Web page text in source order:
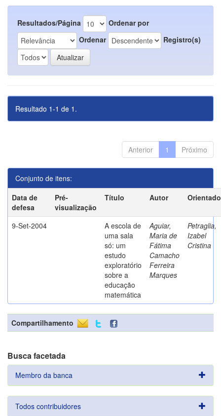
Resultados/Página
Ordenar por
Ordenar
Registro(s)
Resultado 1-1 de 1.
Anterior 1 Próximo
Conjunto de itens:
Data de
defesa
Pré-
visualização
Título Autor
9-Set-2004
A escola de
uma sala
só: um
estudo
exploratório
sobre a
educação
matemática
Aguiar,
Maria de
Fátima
Camacho
Ferreira
Marques
Petraglia,
Izabel
Cristina
Compartilhamento
Busca facetada
Membro da banca
Todos contribuidores